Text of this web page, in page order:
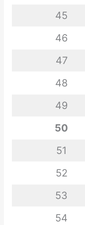
45
46
47
48
49
50
51
52
53
54